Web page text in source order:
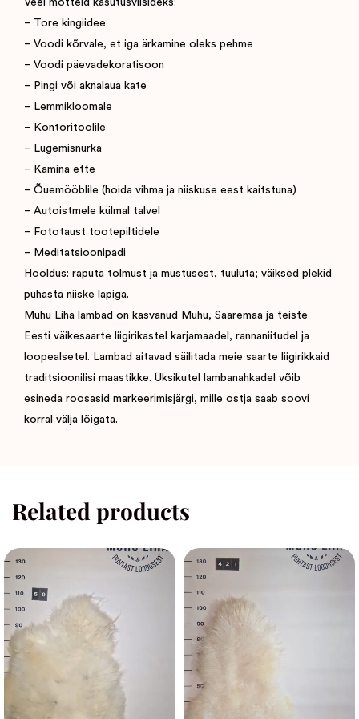
Veel mõtteid kasutusviisideks:
– Tore kingiidee
– Voodi kõrvale, et iga ärkamine oleks pehme
– Voodi päevadekoratisoon
– Pingi või aknalaua kate
– Lemmikloomale
– Kontoritoolile
– Lugemisnurka
– Kamina ette
– Õuemööblile (hoida vihma ja niiskuse eest kaitstuna)
– Autoistmele külmal talvel
– Fototaust tootepiltidele
– Meditatsioonipadi
Hooldus: raputa tolmust ja mustusest, tuuluta; väiksed plekid
puhasta niiske lapiga.
Muhu Liha lambad on kasvanud Muhu, Saaremaa ja teiste
Eesti väikesaarte liigirikastel karjamaadel, rannaniitudel ja
loopealsetel. Lambad aitavad säilitada meie saarte liigirikkaid
traditsioonilisi maastikke. Üksikutel lambanahkadel võib
esineda roosasid markeerimisjärgi, mille ostja saab soovi
korral välja lõigata.
Related products